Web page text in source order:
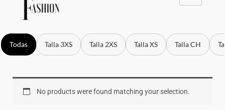
Todas Talla 3XS Talla 2XS Talla XS Talla CH
No products were found matching your selection.